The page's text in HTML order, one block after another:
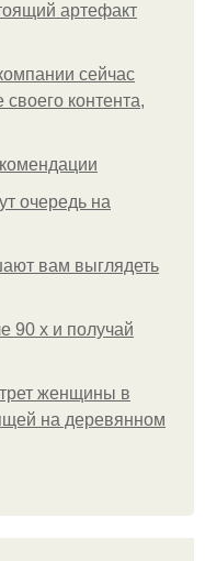
артефакт
сейчас
контента,
очередь на
вам выглядеть
90 х и получай
женщины в
на деревянном